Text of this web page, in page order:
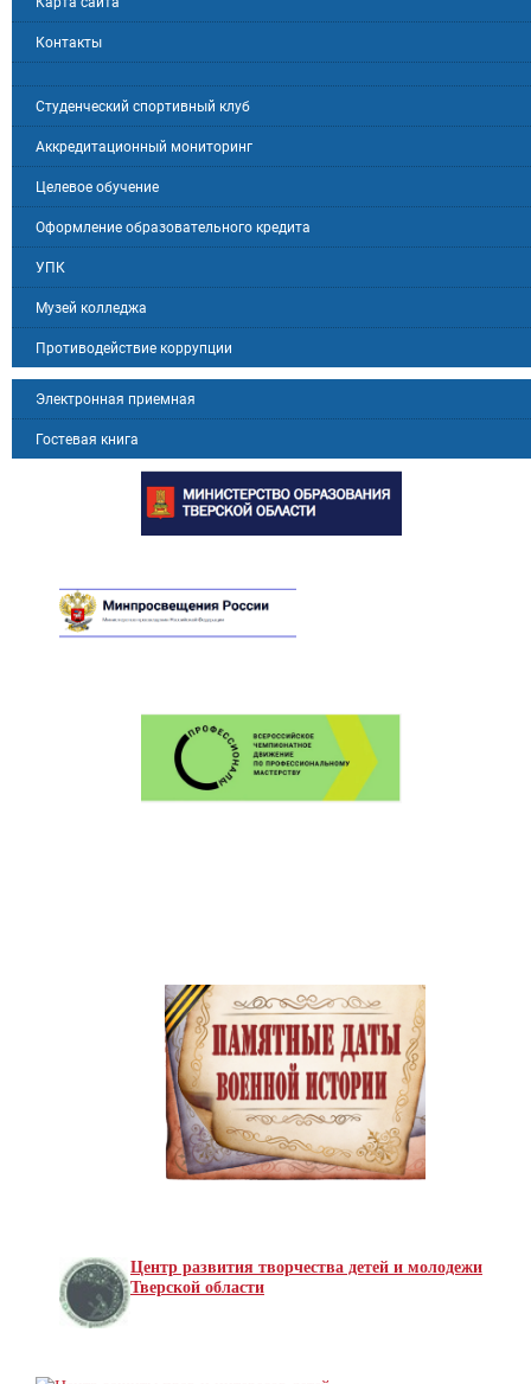
Контакты
Студенческий спортивный клуб
Аккредитационный мониторинг
Целевое обучение
Оформление образовательного кредита
УПК
Музей колледжа
Противодействие коррупции
Электронная приемная
Гостевая книга
Центр развития творчества детей и молодежи
Тверской области